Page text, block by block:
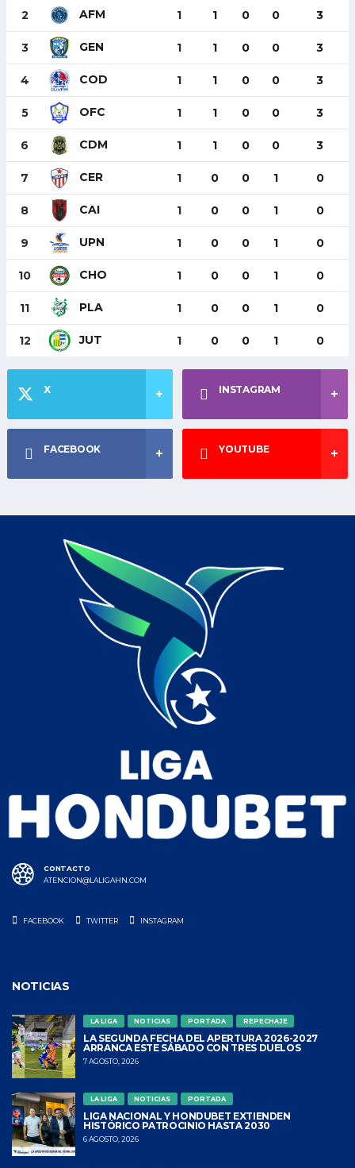
2 AFM 1 1 0 0 3
3 GEN 1 1 0 0 3
4 COD 1 1 0 0 3
5 OFC 1 1 0 0 3
6 CDM 1 1 0 0 3
7 CER 1 0 0 1 0
8 CAI 1 0 0 1 0
9 UPN 1 0 0 1 0
10 CHO 1 0 0 1 0
11 PLA 1 0 0 1 0
12 JUT 1 0 0 1 0
X INSTAGRAM
FACEBOOK YOUTUBE
CONTACTO
ATENCION@LALIGAHN.COM
FACEBOOK TWITTER INSTAGRAM
NOTICIAS
LA LIGA NOTICIAS PORTADA REPECHAJE
LA SEGUNDA FECHA DEL APERTURA 2026-2027
ARRANCA ESTE SÁBADO CON TRES DUELOS
7 AGOSTO, 2026
LA LIGA NOTICIAS PORTADA
LIGA NACIONAL Y HONDUBET EXTIENDEN
HISTÓRICO PATROCINIO HASTA 2030
6 AGOSTO, 2026